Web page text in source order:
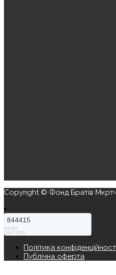
Copyright © Фонд Братів
844415
TOTAL
VISITORS
Політика
Публічна оферта